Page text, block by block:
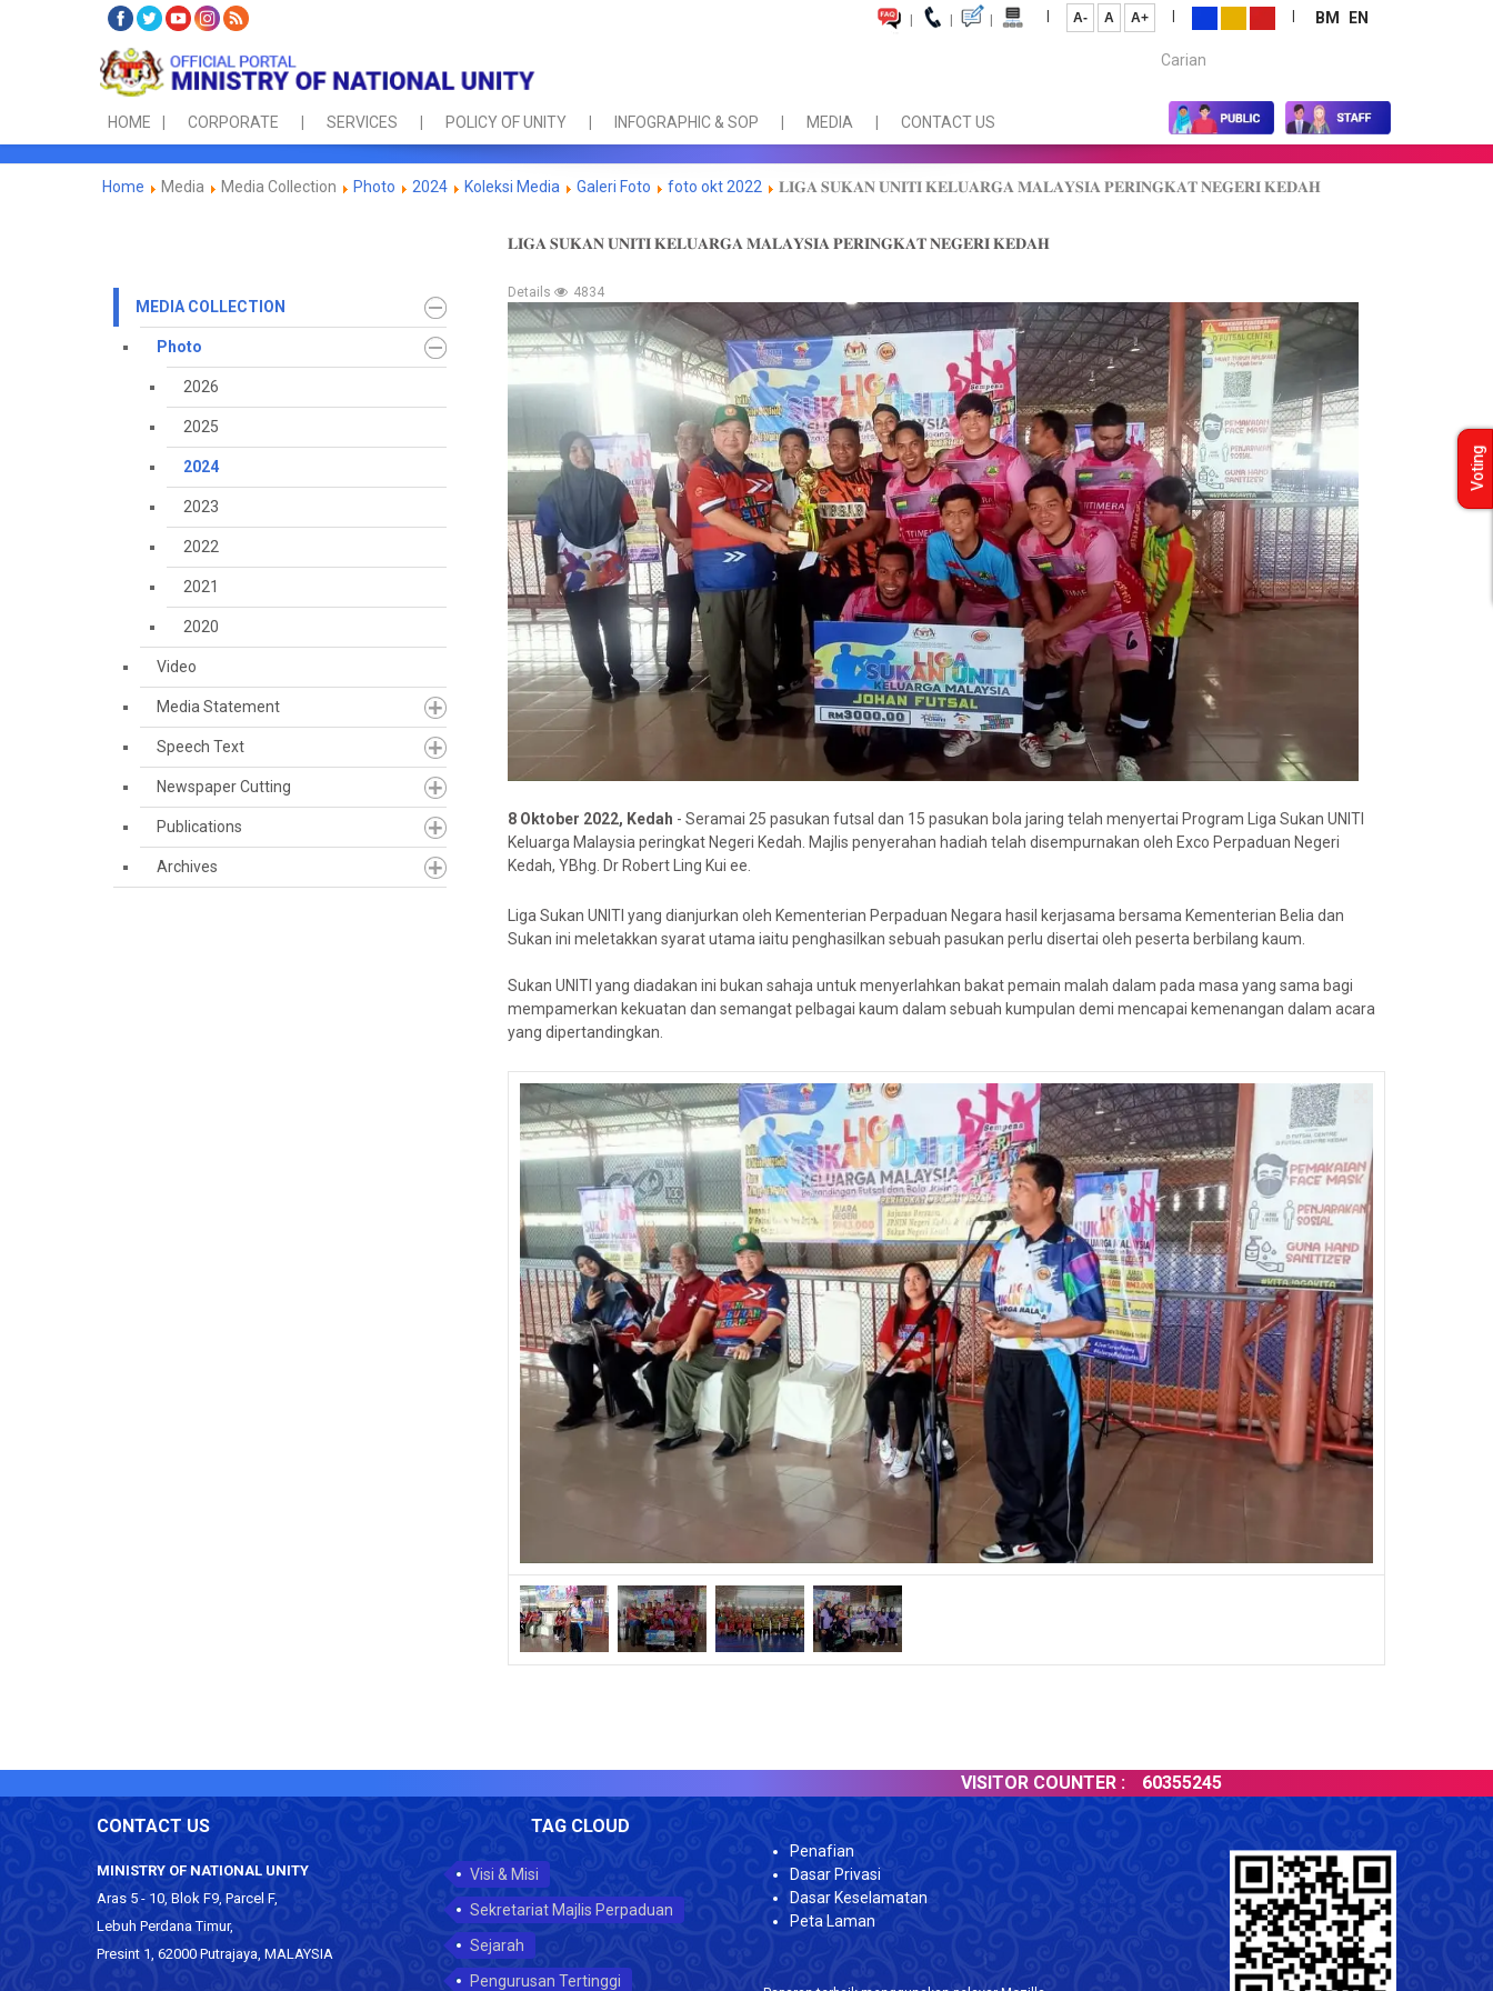
| | | | A- A A+ | | BM
EN
Carian...
HOME CORPORATE SERVICES POLICY OF UNITY INFOGRAPHIC & SOP MEDIA CONTACT US
Home Media Media Collection Photo 2024 Koleksi Media Galeri Foto foto okt 2022 𝐋𝐈𝐆𝐀 𝐒𝐔𝐊𝐀𝐍 𝐔𝐍𝐈𝐓𝐈 𝐊𝐄𝐋𝐔𝐀𝐑𝐆𝐀 𝐌𝐀𝐋𝐀𝐘𝐒𝐈𝐀 𝐏𝐄𝐑𝐈𝐍𝐆𝐊𝐀𝐓 𝐍𝐄𝐆𝐄𝐑𝐈 𝐊𝐄𝐃𝐀𝐇
MEDIA COLLECTION
Photo
2026
2025
2024
2023
2022
2021
2020
Video
Media Statement
Speech Text
Newspaper Cutting
Publications
Archives
𝐋𝐈𝐆𝐀 𝐒𝐔𝐊𝐀𝐍 𝐔𝐍𝐈𝐓𝐈 𝐊𝐄𝐋𝐔𝐀𝐑𝐆𝐀 𝐌𝐀𝐋𝐀𝐘𝐒𝐈𝐀 𝐏𝐄𝐑𝐈𝐍𝐆𝐊𝐀𝐓 𝐍𝐄𝐆𝐄𝐑𝐈 𝐊𝐄𝐃𝐀𝐇
Details 4834
8 Oktober 2022, Kedah - Seramai 25 pasukan futsal dan 15 pasukan bola jaring telah menyertai Program Liga Sukan UNITI
Keluarga Malaysia peringkat Negeri Kedah. Majlis penyerahan hadiah telah disempurnakan oleh Exco Perpaduan Negeri
Kedah, YBhg. Dr Robert Ling Kui ee.
Liga Sukan UNITI yang dianjurkan oleh Kementerian Perpaduan Negara hasil kerjasama bersama Kementerian Belia dan
Sukan ini meletakkan syarat utama iaitu penghasilkan sebuah pasukan perlu disertai oleh peserta berbilang kaum.
Sukan UNITI yang diadakan ini bukan sahaja untuk menyerlahkan bakat pemain malah dalam pada masa yang sama bagi
mempamerkan kekuatan dan semangat pelbagai kaum dalam sebuah kumpulan demi mencapai kemenangan dalam acara
yang dipertandingkan.
VISITOR COUNTER : 60355245
CONTACT US
MINISTRY OF NATIONAL UNITY
Aras 5 - 10, Blok F9, Parcel F,
Lebuh Perdana Timur,
Presint 1, 62000 Putrajaya, MALAYSIA
TAG CLOUD
Visi & Misi
Sekretariat Majlis Perpaduan
Sejarah
Pengurusan Tertinggi
Penafian
Dasar Privasi
Dasar Keselamatan
Peta Laman
Voting